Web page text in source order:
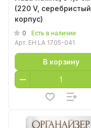
(220 V, серебристый
корпус)
0
Есть в наличии
Арт. EH LA 1705-041
В корзину